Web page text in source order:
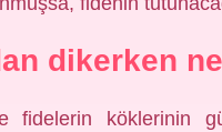
dikerken
fidelerin köklerinin